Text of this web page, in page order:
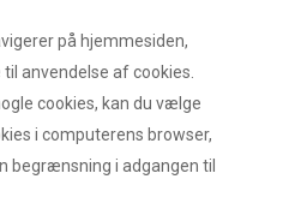
på hjemmesiden,
anvendelse af cookies.
cookies, kan du vælge
i computerens browser,
begrænsning i adgangen til